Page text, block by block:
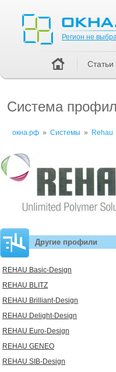
Система
окна.рф » Системы » Rehau
Другие профили
REHAU Basic-Design
REHAU BLITZ
REHAU Brilliant-Design
REHAU Delight-Design
REHAU Euro-Design
REHAU GENEO
REHAU SIB-Design
Регион не
Статьи